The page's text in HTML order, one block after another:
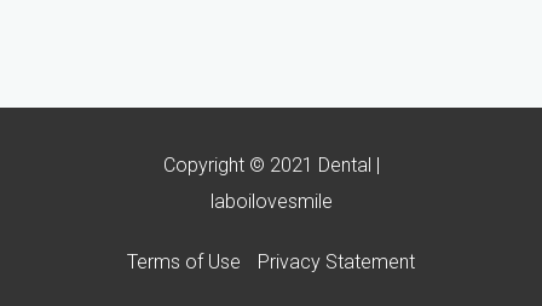
Copyright © 2021 Dental |
laboilovesmile
Terms of Use Privacy Statement